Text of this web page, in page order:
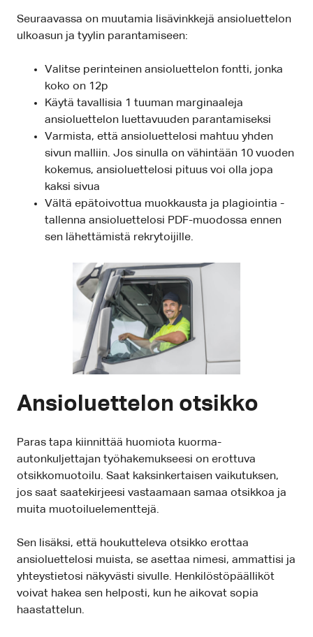
Seuraavassa on muutamia lisävinkkejä ansioluettelon
ulkoasun ja tyylin parantamiseen:
Valitse perinteinen ansioluettelon fontti, jonka
koko on 12p
Käytä tavallisia 1 tuuman marginaaleja
ansioluettelon luettavuuden parantamiseksi
Varmista, että ansioluettelosi mahtuu yhden
sivun malliin. Jos sinulla on vähintään 10 vuoden
kokemus, ansioluettelosi pituus voi olla jopa
kaksi sivua
Vältä epätoivottua muokkausta ja plagiointia -
tallenna ansioluettelosi PDF-muodossa ennen
sen lähettämistä rekrytoijille.
Ansioluettelon otsikko
Paras tapa kiinnittää huomiota kuorma-
autonkuljettajan työhakemukseesi on erottuva
otsikkomuotoilu. Saat kaksinkertaisen vaikutuksen,
jos saat saatekirjeesi vastaamaan samaa otsikkoa ja
muita muotoiluelementtejä.
Sen lisäksi, että houkutteleva otsikko erottaa
ansioluettelosi muista, se asettaa nimesi, ammattisi ja
yhteystietosi näkyvästi sivulle. Henkilöstöpäälliköt
voivat hakea sen helposti, kun he aikovat sopia
haastattelun.